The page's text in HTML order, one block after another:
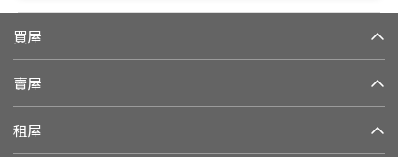
買屋
賣屋
租屋